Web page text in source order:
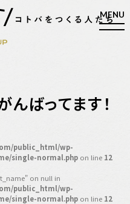
検索
ばってます！
public_html/wp-
single-normal.php on line 12
on null in
public_html/wp-
single-normal.php on line 12